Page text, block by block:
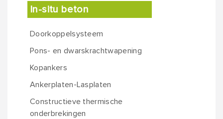
In-situ beton
Doorkoppelsysteem
Pons- en dwarskrachtwapening
Kopankers
Ankerplaten-Lasplaten
Constructieve thermische
onderbrekingen